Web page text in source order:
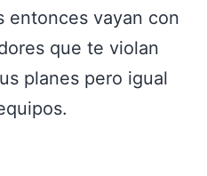
entonces vayan con
que te violan
planes pero igual